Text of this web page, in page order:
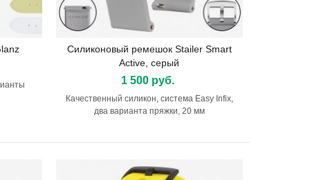
Подробнее
Силиконовый ремешок Stailer Smart
Active, серый
1 500 руб.
Качественный силикон, система Easy Infix,
два варианта пряжки, 20 мм